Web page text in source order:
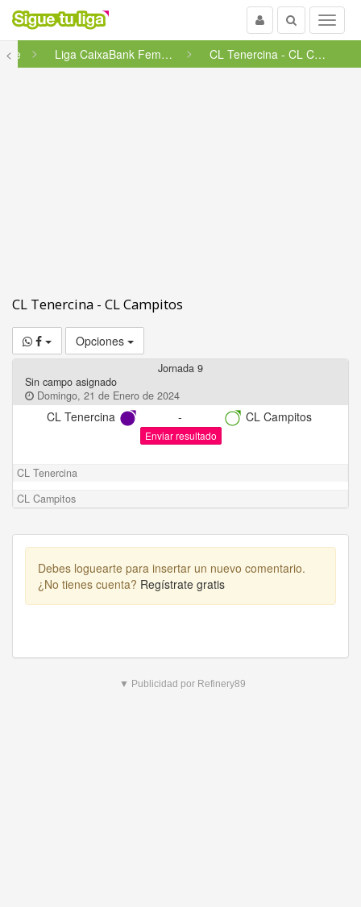
Menu
Buscar
Usuario
<
Liga CaixaBank Femenina Teneri... CL Tenercina - CL Campitos
CL Tenercina - CL Campitos
Opciones
Jornada 9
Sin campo asignado
Domingo, 21 de Enero de 2024
CL Tenercina - CL Campitos
Enviar resultado
CL Tenercina
CL Campitos
Debes loguearte para insertar un nuevo comentario.
¿No tienes cuenta? Regístrate gratis
▼ Publicidad por Refinery89